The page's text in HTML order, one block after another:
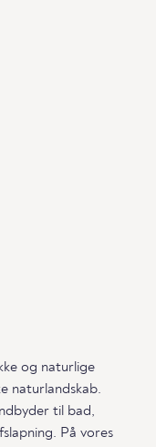
og naturlige
naturlandskab.
til bad,
På vores